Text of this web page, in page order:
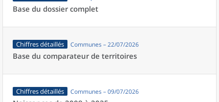
Base du dossier complet
Chiffres détaillés Communes – 22/07/2026
Base du comparateur de territoires
Chiffres détaillés Communes – 09/07/2026